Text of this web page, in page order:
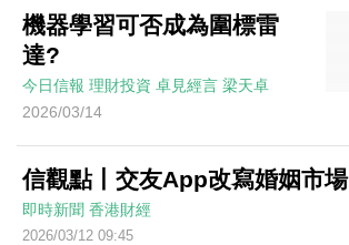
機器學習可否成為圍標雷
達?
今日信報 理財投資 卓見經言 梁天卓
2026/03/14
信觀點丨交友App改寫婚姻市場
即時新聞 香港財經
2026/03/12 09:45